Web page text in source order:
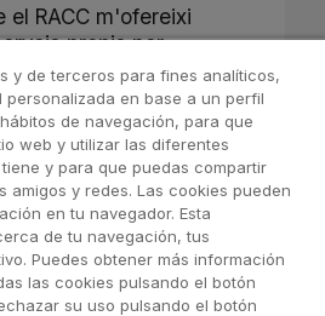
revocació del
de qualsevol
correu electrònic
.
Pots consultar la
de dades del RACC i
al correu electrònic
, a les nostres delegacions
per telèfon al 900 357
el RACC m'ofereixi
propis per
inclosos els
vegada finalitzada la
el Club?
y de terceros para fines analíticos,
en base a un perfil
de navegación, para que
web y utilizar las diferentes
y para que puedas compartir
amigos y redes. Las cookies pueden
en tu navegador. Esta
de tu navegación, tus
Puedes obtener más información
las cookies pulsando el botón
su uso pulsando el botón